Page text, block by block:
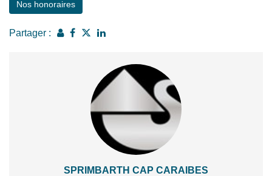
Nos honoraires
Partager :
SPRIMBARTH CAP CARAIBES